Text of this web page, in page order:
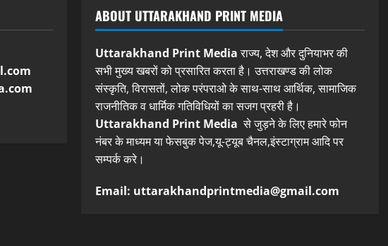
ABOUT UTTARAKHAND PRINT MEDIA
Uttarakhand Print Mediaराज्य, देश और दुनियाभर की
सभी मुख्य खबरों को प्रसारित करता है। उत्तराखण्ड की लोक
संस्कृति, विरासतों, लोक परंपराओ के साथ-साथ आर्थिक, सामाजिक
राजनीतिक व धार्मिक गतिविधियों का सजग प्रहरी है।
Uttarakhand Print Media से जुड़ने के लिए हमारे फोन
नंबर के माध्यम या फेसबुक पेज,यू-ट्यूब चैनल,इंस्टाग्राम आदि पर
सम्पर्क करे।
Email: uttarakhandprintmedia@gmail.com